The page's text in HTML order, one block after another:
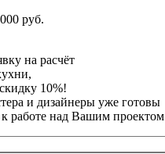
руб.
на расчёт
10%!
и дизайнеры уже готовы
работе над Вашим проектом